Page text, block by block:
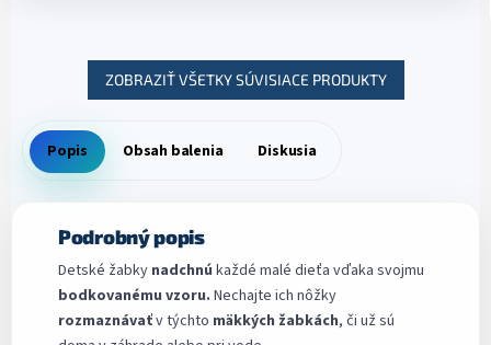
ZOBRAZIŤ VŠETKY SÚVISIACE PRODUKTY
Popis Obsah balenia Diskusia
Podrobný popis
Detské žabky nadchnú každé malé dieťa vďaka svojmu
bodkovanému vzoru. Nechajte ich nôžky
rozmaznávaťv týchto mäkkých žabkách, či už sú